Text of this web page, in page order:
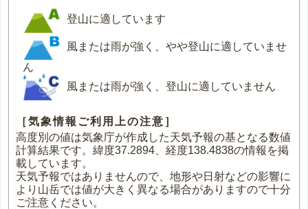
登山に適しています
風または雨が強く、やや登山に適していませ
ん
風または雨が強く、登山に適していません
［気象情報ご利用上の注意］
高度別の値は気象庁が作成した天気予報の基となる数値
計算結果です。緯度37.2894、経度138.4838の情報を掲
載しています。
天気予報ではありませんので、地形や日射などの影響に
より山岳では値が大きく異なる場合がありますので十分
ご注意ください。